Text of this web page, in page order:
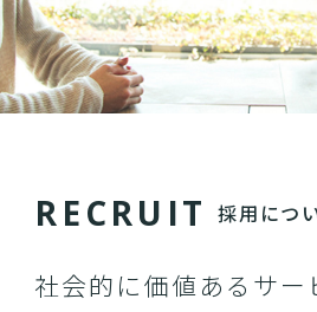
RECRU IT 採用につ
社会的に価値あるサー